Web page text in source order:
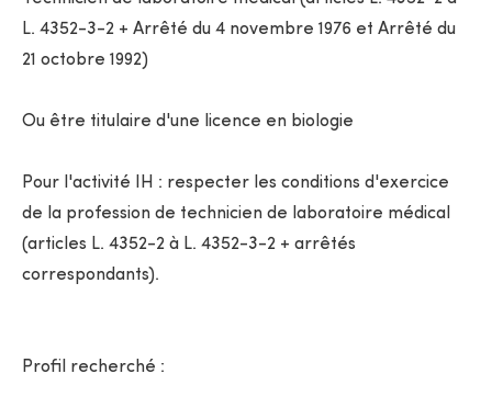
L. 4352-3-2 + Arrêté du 4 novembre 1976 et Arrêté du
21 octobre 1992)
Ou être titulaire d'une licence en biologie
Pour l'activité IH : respecter les conditions d'exercice
de la profession de technicien de laboratoire médical
(articles L. 4352-2 à L. 4352-3-2 + arrêtés
correspondants).
Profil recherché :